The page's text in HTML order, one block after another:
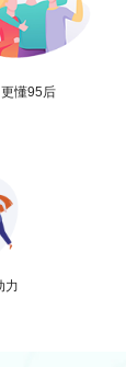
更懂95后
力